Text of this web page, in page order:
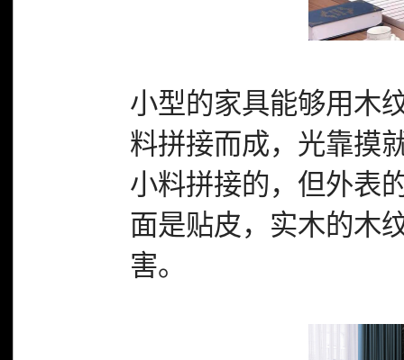
小型的家具能够用木
料拼接而成，光靠摸
小料拼接的，但外表
面是贴皮，实木的木
害。